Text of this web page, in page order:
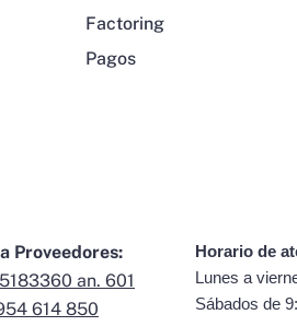
Factoring
Pagos
Proveedores:
an. 601
614 850
Horario de
Lunes a
Sábados de